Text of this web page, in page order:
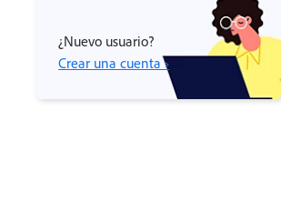
¿Nuevo usuario?
Crear una cuenta ›